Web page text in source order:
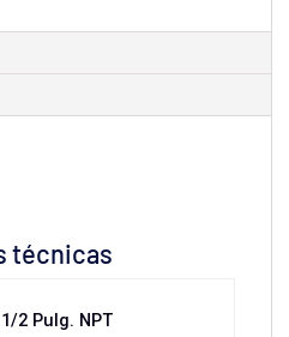
técnicas
2 Pulg. NPT